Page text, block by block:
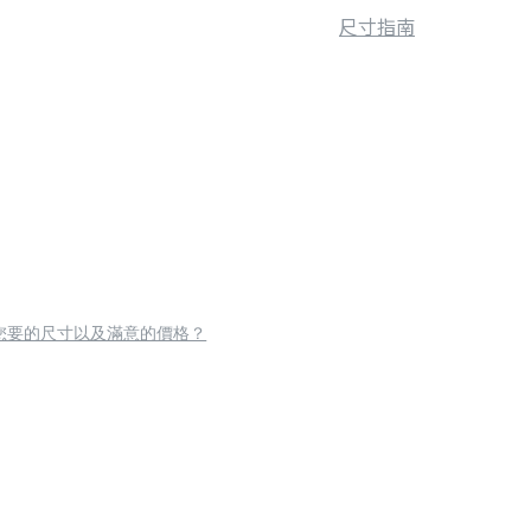
尺寸指南
要的尺寸以及滿意的價格？